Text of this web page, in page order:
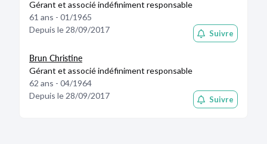
Gérant et associé indéfiniment responsable
61 ans - 01/1965
Depuis le 28/09/2017
Suivre
Brun Christine
Gérant et associé indéfiniment responsable
62 ans - 04/1964
Depuis le 28/09/2017
Suivre